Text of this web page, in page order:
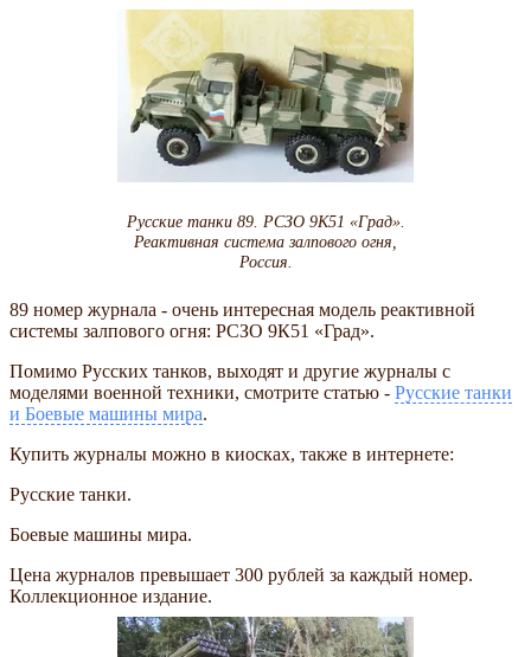
Русские танки 89. РСЗО 9К51 Град .
Реактивная система залпового огня,
Россия.
89 номер журнала - очень интересная модель реактивной
системы залпового огня: РСЗО 9К51
Град .
Помимо Русских танков, выходят и другие журналы с
моделями военной техники, смотрите статью - Русские танки
и Боевые машины мира.
Купить журналы можно в киосках, также в интернете:
Русские танки.
Боевые машины мира.
Цена журналов превышает 300 рублей за каждый номер.
Коллекционное издание.